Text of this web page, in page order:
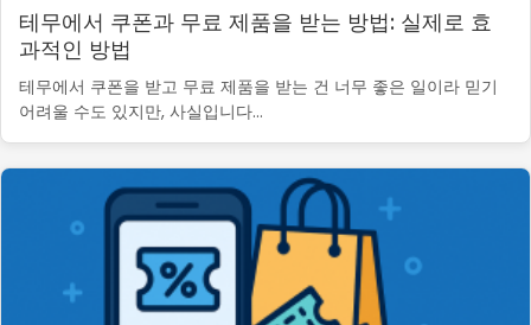
테무에서 쿠폰과 무료 제품을 받는 방법: 실제로 효
과적인 방법
테무에서 쿠폰을 받고 무료 제품을 받는 건 너무 좋은 일이라 믿기
어려울 수도 있지만, 사실입니다…